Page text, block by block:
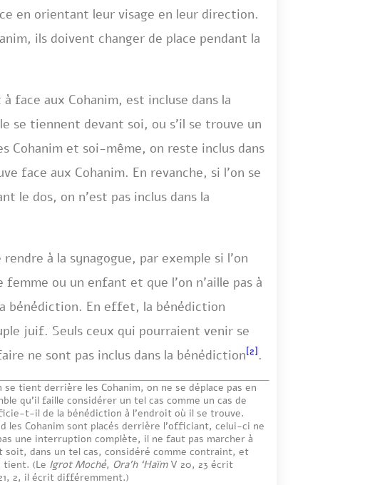
en orientant leur visage en leur direction.
ils doivent changer de place pendant la
face aux Cohanim, est incluse dans la
se tiennent devant soi, ou s’il se trouve un
Cohanim et soi-même, on reste inclus dans
face aux Cohanim. En revanche, si l’on se
le dos, on n’est pas inclus dans la
à la synagogue, par exemple si l’on
ou un enfant et que l’on n’aille pas à
bénédiction. En effet, la bénédiction
juif. Seuls ceux qui pourraient venir se
ne sont pas inclus dans la bénédiction[2] .
se tient derrière les Cohanim, on ne se déplace pas en
qu’il faille considérer un tel cas comme un cas de
t-il de la bénédiction à l’endroit où il se trouve.
les Cohanim sont placés derrière l’officiant, celui-ci ne
une interruption complète, il ne faut pas marcher à
soit, dans un tel cas, considéré comme contraint, et
tient. (Le Igrot Moché, Ora’h ‘HaïmV 20, 23 écrit
2, il écrit différemment.)